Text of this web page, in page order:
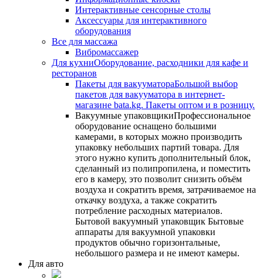
Интерактивные сенсорные столы
Аксессуары для интерактивного
оборудования
Все для массажа
Вибромассажер
Для кухниОборудование, расходники для кафе и
ресторанов
Пакеты для вакууматораБольшой выбор
пакетов для вакууматора в интернет-
магазине bata.kg. Пакеты оптом и в розницу.
Вакуумные упаковщикиПрофессиональное
оборудование оснащено большими
камерами, в которых можно производить
упаковку небольших партий товара. Для
этого нужно купить дополнительный блок,
сделанный из полипропилена, и поместить
его в камеру, это позволит снизить объём
воздуха и сократить время, затрачиваемое на
откачку воздуха, а также сократить
потребление расходных материалов.
Бытовой вакуумный упаковщик Бытовые
аппараты для вакуумной упаковки
продуктов обычно горизонтальные,
небольшого размера и не имеют камеры.
Для авто